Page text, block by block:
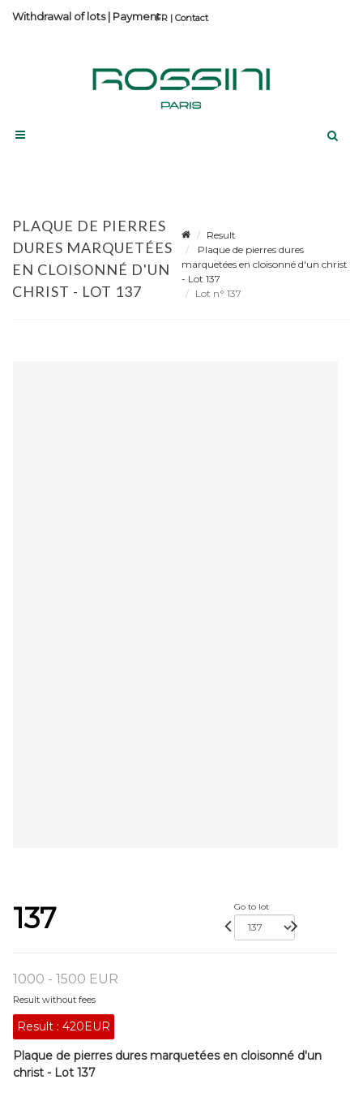
Contact
Withdrawal of lots| Payment
PLAQUE DE PIERRES
DURES MARQUETÉES
EN CLOISONNÉ D'UN
CHRIST - LOT 137
Result
Plaque de pierres dures
marquetées en cloisonné d'un christ
- Lot 137
Lot n° 137
137 Go to lot
1000 - 1500 EUR
Result without fees
Result : 420EUR
Plaque de pierres dures marquetées en cloisonné d'un
christ - Lot 137